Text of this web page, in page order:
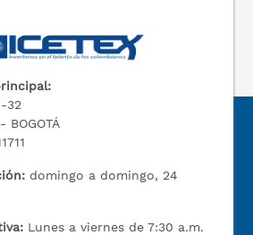
32
BOGOTÁ
domingo a domingo, 24
Lunes a viernes de 7:30 a.m.